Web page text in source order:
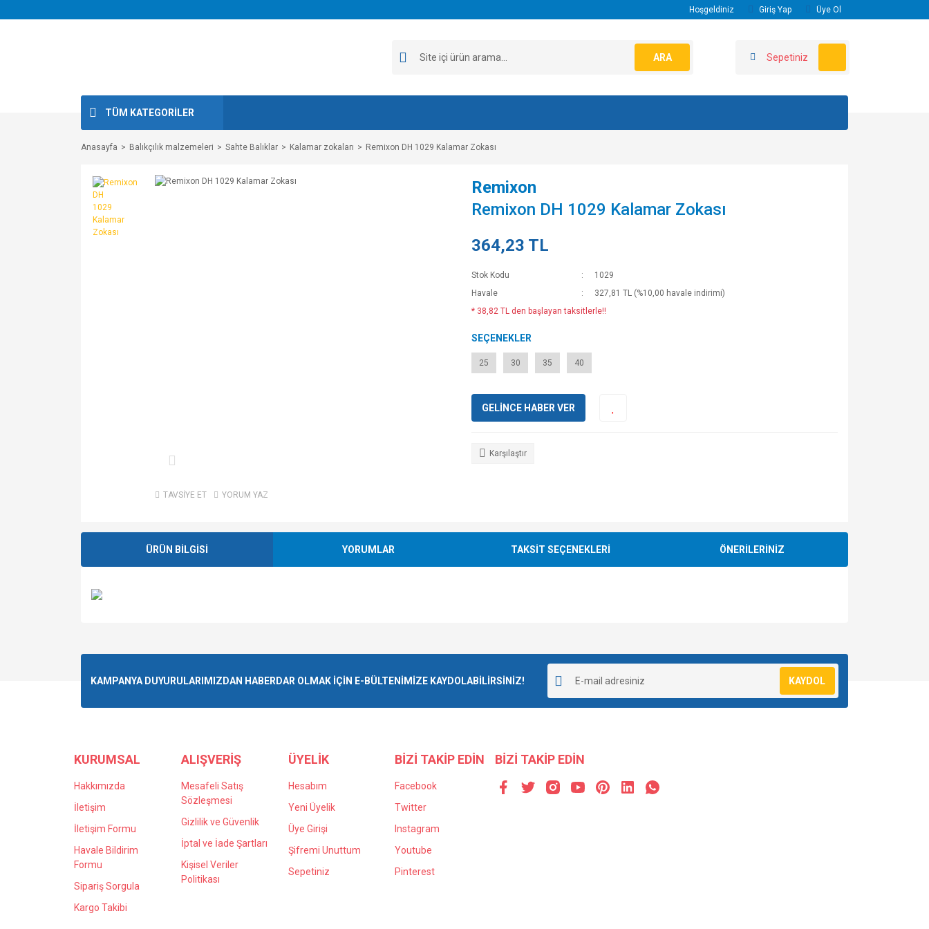
Hoşgeldiniz Giriş Yap Üye Ol
ARA Sepetiniz
TÜM KATEGORİLER
Anasayfa Balıkçılık malzemeleri Sahte Balıklar Kalamar zokaları Remixon DH 1029 Kalamar Zokası
TAVSİYE ET YORUM YAZ
Remixon
Remixon DH 1029 Kalamar Zokası
364,23 TL
Stok Kodu
1029
Havale
327,81 TL (%10,00 havale indirimi)
* 38,82 TL den başlayan taksitlerle!!
SEÇENEKLER
25 30 35 40
GELİNCE HABER VER
Karşılaştır
ÜRÜN BİLGİSİ YORUMLAR TAKSİT SEÇENEKLERİ ÖNERİLERİNİZ
Ürün resmi kalitesiz, bozuk veya görüntülenemiyor.
Bu ürüne benzer farklı alternatifler olmalı.
KAMPANYA DUYURULARIMIZDAN HABERDAR OLMAK İÇİN E-BÜLTENİMİZE KAYDOLABİLİRSİNİZ! KAYDOL
KURUMSAL
Hakkımızda
İletişim
İletişim Formu
Havale Bildirim
Formu
Sipariş Sorgula
Kargo Takibi
ALIŞVERİŞ
Mesafeli Satış
Sözleşmesi
Gizlilik ve Güvenlik
İptal ve İade Şartları
Kişisel Veriler
Politikası
ÜYELİK
Hesabım
Yeni Üyelik
Üye Girişi
Şifremi Unuttum
Sepetiniz
BİZİ TAKİP EDİN
Facebook
Twitter
Instagram
Youtube
Pinterest
BİZİ TAKİP EDİN